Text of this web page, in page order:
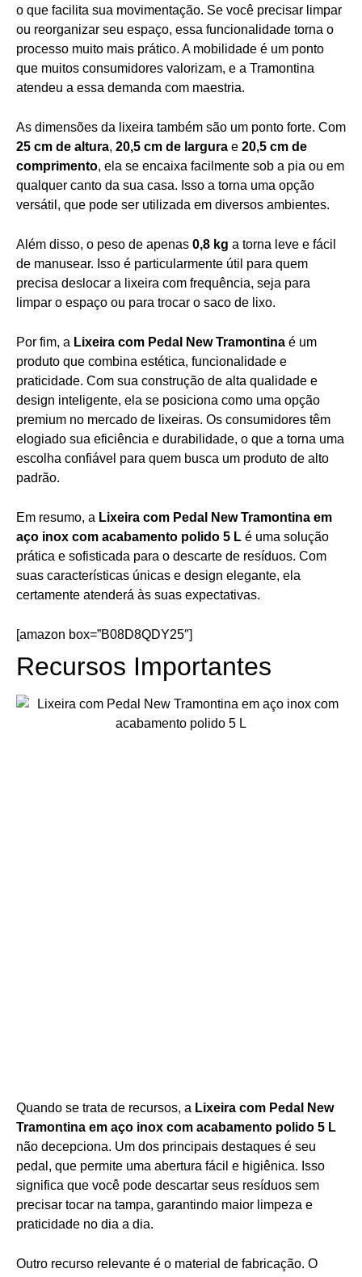
o que facilita sua movimentação. Se você precisar limpar
ou reorganizar seu espaço, essa funcionalidade torna o
processo muito mais prático. A mobilidade é um ponto
que muitos consumidores valorizam, e a Tramontina
atendeu a essa demanda com maestria.
As dimensões da lixeira também são um ponto forte. Com
25 cm de altura, 20,5 cm de largura e 20,5 cm de
comprimento, ela se encaixa facilmente sob a pia ou em
qualquer canto da sua casa. Isso a torna uma opção
versátil, que pode ser utilizada em diversos ambientes.
Além disso, o peso de apenas 0,8 kg a torna leve e fácil
de manusear. Isso é particularmente útil para quem
precisa deslocar a lixeira com frequência, seja para
limpar o espaço ou para trocar o saco de lixo.
Por fim, a Lixeira com Pedal New Tramontina é um
produto que combina estética, funcionalidade e
praticidade. Com sua construção de alta qualidade e
design inteligente, ela se posiciona como uma opção
premium no mercado de lixeiras. Os consumidores têm
elogiado sua eficiência e durabilidade, o que a torna uma
escolha confiável para quem busca um produto de alto
padrão.
Em resumo, a Lixeira com Pedal New Tramontina em
aço inox com acabamento polido 5 L é uma solução
prática e sofisticada para o descarte de resíduos. Com
suas características únicas e design elegante, ela
certamente atenderá às suas expectativas.
[amazon box=”B08D8QDY25″]
Recursos Importantes
Quando se trata de recursos, a Lixeira com Pedal New
Tramontina em aço inox com acabamento polido 5 L
não decepciona. Um dos principais destaques é seu
pedal, que permite uma abertura fácil e higiênica. Isso
significa que você pode descartar seus resíduos sem
precisar tocar na tampa, garantindo maior limpeza e
praticidade no dia a dia.
Outro recurso relevante é o material de fabricação. O